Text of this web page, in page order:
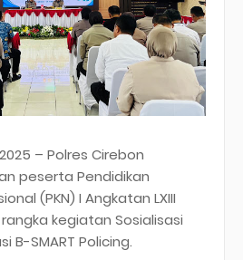
– Polres Cirebon
peserta Pendidikan
(PKN) I Angkatan LXIII
kegiatan Sosialisasi
B-SMART Policing.